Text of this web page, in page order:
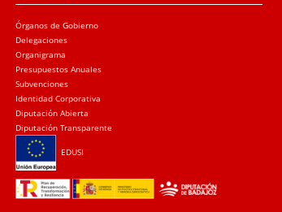
Órganos de Gobierno
Delegaciones
Organigrama
Presupuestos Anuales
Subvenciones
Identidad Corporativa
Diputación Abierta
Diputación Transparente
EDUSI